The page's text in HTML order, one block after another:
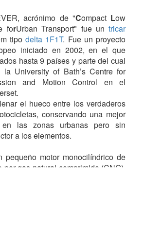
acrónimo de "Compact Low
forUrban Transport" fue untricar
tipodelta 1F1T. Fue un proyecto
iniciado en 2002, en el que
hasta 9 países y parte del cual
University of Bath’s Centre for
and Motion Control en el
el hueco entre los verdaderos
conservando una mejor
en las zonas urbanas pero sin
a los elementos.
pequeño motor monocilíndrico de
gas natural comprimido (CNG),
m de longitud y una velocidad
90 km/h, logrando una
prevista de 303 km (188
un peso total de 400 kg; sin emitir
de CO2 por cada centenar de
de 2.7 L/100 km.